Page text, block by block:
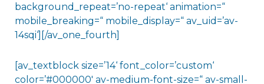
background_repeat=’no-repeat‘ animation=“
mobile_breaking=“ mobile_display=“ av_uid=’av-
14sqi‘][/av_one_fourth]
[av_textblock size=’14‘ font_color=’custom‘
color=’#000000′ av-medium-font-size=“ av-small-